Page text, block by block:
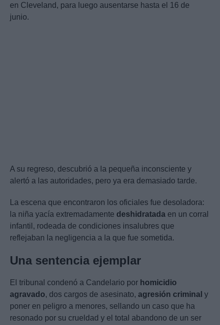
en Cleveland, para luego ausentarse hasta el 16 de
junio.
A su regreso, descubrió a la pequeña inconsciente y
alertó a las autoridades, pero ya era demasiado tarde.
La escena que encontraron los oficiales fue desoladora:
la niña yacía extremadamente deshidratada en un corral
infantil, rodeada de condiciones insalubres que
reflejaban la negligencia a la que fue sometida.
Una sentencia ejemplar
El tribunal condenó a Candelario por homicidio
agravado, dos cargos de asesinato, agresión criminal y
poner en peligro a menores, sellando un caso que ha
resonado por su crueldad y el total abandono de un ser